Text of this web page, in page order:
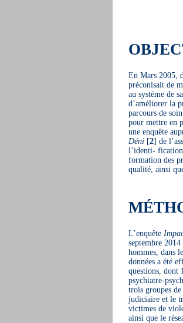
En Mars 2005,
préconisait de
au système de
d’améliorer la
parcours de
pour mettre en
une enquête
Déni[2] de
l’identi-
formation des
qualité, ainsi
L’enquête
septembre
hommes, dans
données a été
questions, dont
psychiatre-
trois groupes
judiciaire et le
victimes de
ainsi que le